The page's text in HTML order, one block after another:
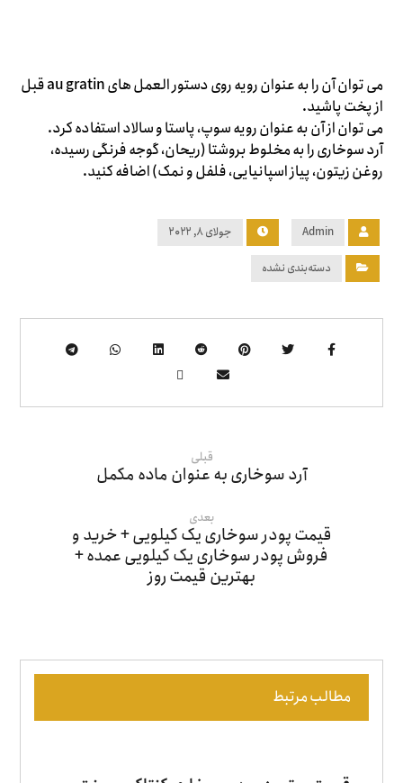
می توان آن را به عنوان رویه روی دستور العمل های au gratin قبل
از پخت پاشید.
می توان از آن به عنوان رویه سوپ، پاستا و سالاد استفاده کرد.
آرد سوخاری را به مخلوط بروشتا (ریحان، گوجه فرنگی رسیده،
روغن زیتون، پیاز اسپانیایی، فلفل و نمک) اضافه کنید.
Admin جولای ۸, ۲۰۲۲
دسته‌بندی نشده
قبلی
آرد سوخاری به عنوان ماده مکمل
بعدی
قیمت پودر سوخاری یک کیلویی + خرید و
فروش پودر سوخاری یک کیلویی عمده +
بهترین قیمت روز
مطالب مرتبط